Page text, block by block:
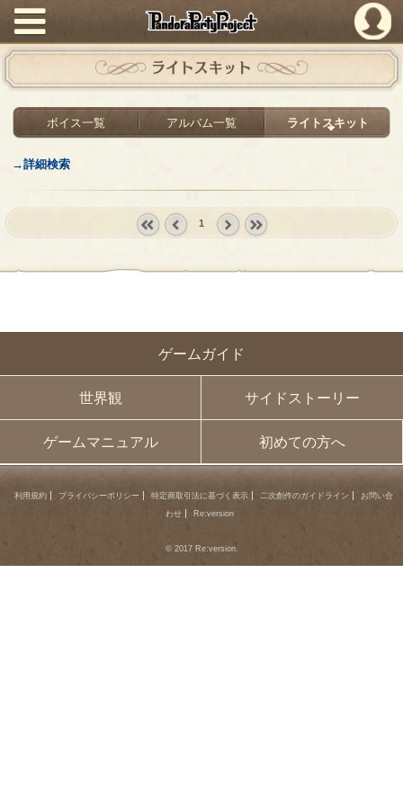
PandoraPartyProject
ゲームガイド
世界観 サイドストーリー
ゲームマニュアル 初めての方へ
ライトスキット
ボイス一覧 アルバム一覧 ライトスキット
→詳細検索
1
利用規約 プライバシーポリシー 特定商取引法に基づく表示 二次創作のガイドライン
お問い合
わせ
Re:version
© 2017 Re:version.